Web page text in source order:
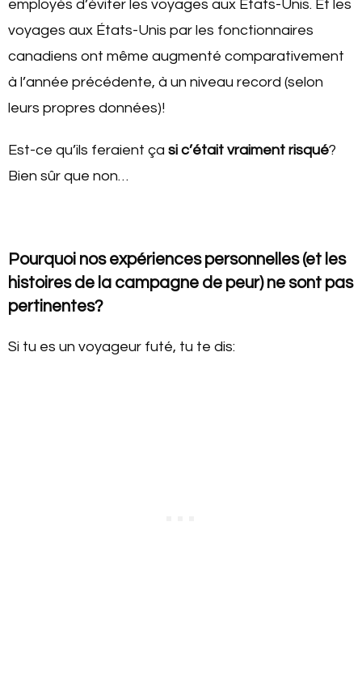
employés d’éviter les voyages aux États-Unis. Et les
voyages aux États-Unis par les fonctionnaires
canadiens ont même augmenté comparativement
à l’année précédente, à un niveau record (selon
leurs propres données)!
Est-ce qu’ils feraient ça si c’était vraiment risqué?
Bien sûr que non…
Pourquoi nos expériences personnelles (et les
histoires de la campagne de peur) ne sont pas
pertinentes?
Si tu es un voyageur futé, tu te dis: